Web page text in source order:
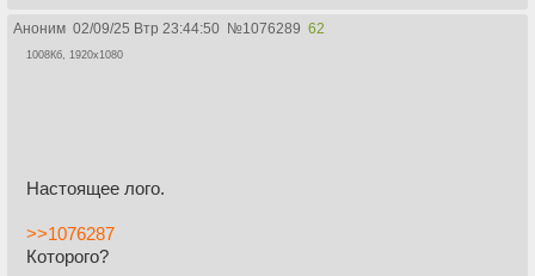
Аноним 02/09/25 Втр 23:44:50 №1076289 62
1008Кб, 1920x1080
Настоящее лого.
>>1076287
Которого?